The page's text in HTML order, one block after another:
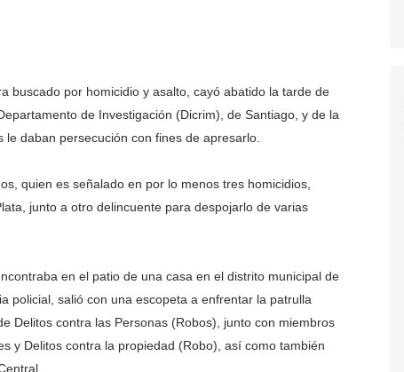
buscado por homicidio y asalto, cayó abatido la tarde de
de Investigación (Dicrim), de Santiago, y de la
daban persecución con fines de apresarlo.
quien es señalado en por lo menos tres homicidios,
junto a otro delincuente para despojarlo de varias
en el patio de una casa en el distrito municipal de
policial, salió con una escopeta a enfrentar la patrulla
Delitos contra las Personas (Robos), junto con miembros
y Delitos contra la propiedad (Robo), así como también